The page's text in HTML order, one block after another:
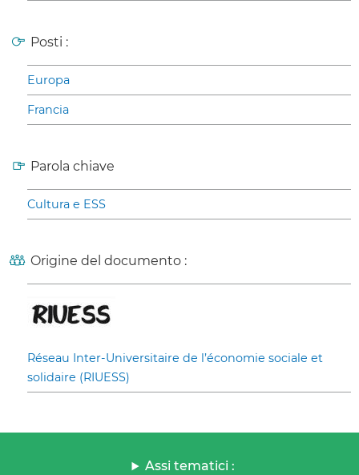
Posti :
Europa
Francia
Parola chiave
Cultura e ESS
Origine del documento :
Réseau Inter-Universitaire de l’économie sociale et
solidaire (RIUESS)
Assi tematici :